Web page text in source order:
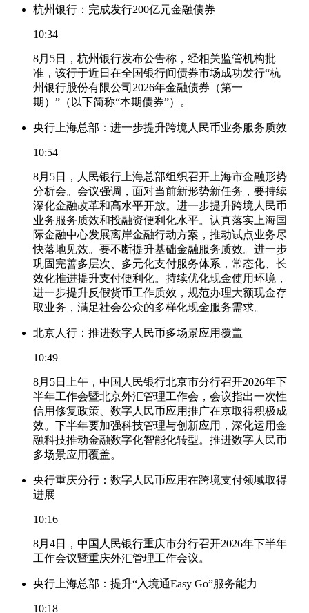
杭州银行：完成发行200亿元金融债券
10:34
8月5日，杭州银行发布公告称，经相关监管机构批
准，该行于近日在全国银行间债券市场成功发行“杭
州银行股份有限公司2026年金融债券（第一
期）”（以下简称“本期债券”）。
央行上海总部：进一步提升跨境人民币业务服务质效
10:54
8月5日，人民银行上海总部组织召开上海市金融形势
分析会。会议强调，面对当前新形势新任务，要持续
深化金融改革和高水平开放。进一步提升跨境人民币
业务服务质效和投融资便利化水平。认真落实上海国
际金融中心发展离岸金融行动方案，推动试点业务尽
快落地见效。要不断提升基础金融服务质效。进一步
巩固完善多层次、多元化支付服务体系，常态化、长
效化推进提升支付便利化。持续优化现金使用环境，
进一步提升反假货币工作质效，规范办理大额现金存
取业务，满足社会公众的多样化现金服务需求。
北京人行：推进数字人民币多场景应用覆盖
10:49
8月5日上午，中国人民银行北京市分行召开2026年下
半年工作会暨北京外汇管理工作会，会议指出一次性
信用修复政策、数字人民币应用推广在京取得积极成
效。下半年要加强科技管理与创新应用，深化运用金
融科技推动金融数字化智能化转型。推进数字人民币
多场景应用覆盖。
央行重庆分行：数字人民币应用在跨境支付领域取得
进展
10:16
8月4日，中国人民银行重庆市分行召开2026年下半年
工作会议暨重庆外汇管理工作会议。
央行上海总部：提升“入境通Easy Go”服务能力
10:18